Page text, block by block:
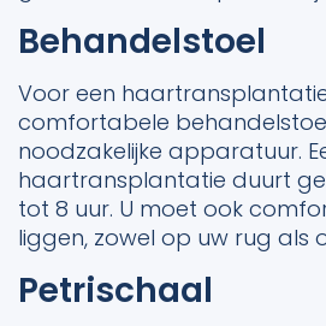
Behandelstoel
Voor een
comfortabele
noodzakelijke apparatuur.
haartransplantatie duurt
tot 8 uur. U moet ook
liggen, zowel op uw rug als
Petrischaal